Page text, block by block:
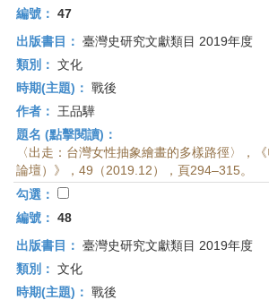
編號： 47
出版書目： 臺灣史研究文獻類目 2019年度
類別： 文化
時期(主題)： 戰後
作者：
王品驊
題名 (點擊閱讀)：
〈出走：台灣女性抽象繪畫的多樣路徑〉，
論壇）》，49（2019.12），頁294–315。
勾選：
編號： 48
出版書目： 臺灣史研究文獻類目 2019年度
類別： 文化
時期(主題)： 戰後